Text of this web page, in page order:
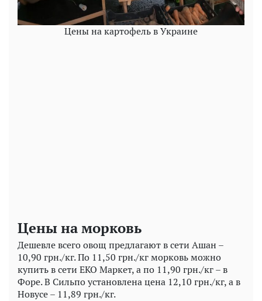
Цены на картофель в Украине
Цены на морковь
Дешевле всего овощ предлагают в сети Ашан –
10,90 грн./кг. По 11,50 грн./кг морковь можно
купить в сети ЕКО Маркет, а по 11,90 грн./кг – в
Форе. В Сильпо установлена цена 12,10 грн./кг, а в
Новусе – 11,89 грн./кг.